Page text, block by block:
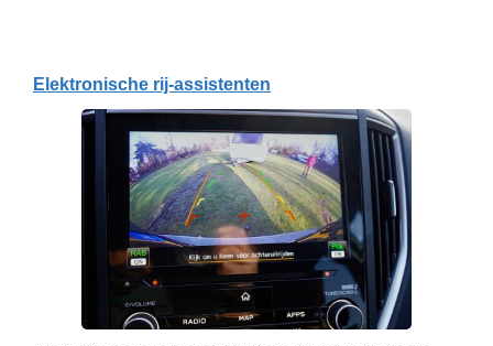
Elektronische rij-assistenten